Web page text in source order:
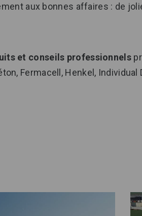
aux bonnes affaires : de
et conseils professionnels
Fermacell, Henkel, Individual